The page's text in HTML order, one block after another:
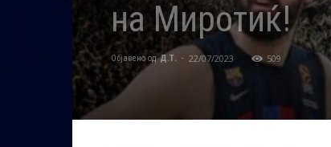
на Миротиќ!
Објавено од Д.Т. - 22/07/2023 509